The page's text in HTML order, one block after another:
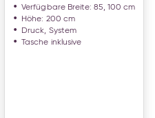
Verfügbare Breite: 85, 100 cm
Höhe: 200 cm
Druck, System
Tasche inklusive